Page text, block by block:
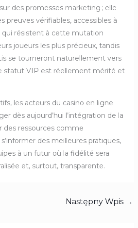
des promesses marketing ; elle
preuves vérifiables, accessibles à
qui résistent à cette mutation
joueurs les plus précieux, tandis
se tourneront naturellement vers
statut VIP est réellement mérité et
les acteurs du casino en ligne
dès aujourd’hui l’intégration de la
des ressources comme
des meilleures pratiques,
à un futur où la fidélité sera
et, surtout, transparente.
Następny Wpis →